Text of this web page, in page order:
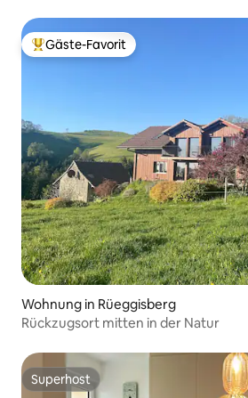
Beliebter Gäste-Favorit.
Gäste-Favorit
Wohnung in Rüeggisberg
Rückzugsort mitten in der Natur
Superhost
Superhost